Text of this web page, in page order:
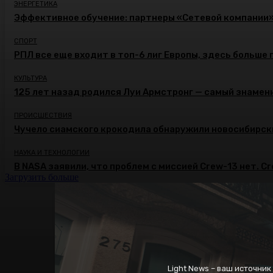
ЭНЕРГЕТИКА
Эффективное обучение: партнеры «Сетевой
СПОРТ
РПЛ все еще входит в топ-6 лиг Европы, здесь больше
КУЛЬТУРА
125 лет назад родился Луи Армстронг — самый
ПРОИСШЕСТВИЯ
Чучело сиамского крокодила обнаружили
НАУКА И ТЕХНОЛОГИИ
Light News – ваш